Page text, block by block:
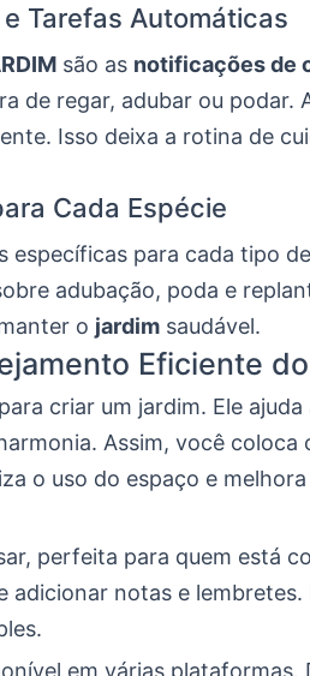
Tarefas Automáticas
são as notificações de
de regar, adubar ou podar.
Isso deixa a rotina de
Cada Espécie
específicas para cada tipo
adubação, poda e
o jardim saudável.
Eficiente
criar um jardim. Ele
Assim, você coloca
o uso do espaço e
perfeita para quem está
adicionar notas e lembretes.
em várias plataformas.